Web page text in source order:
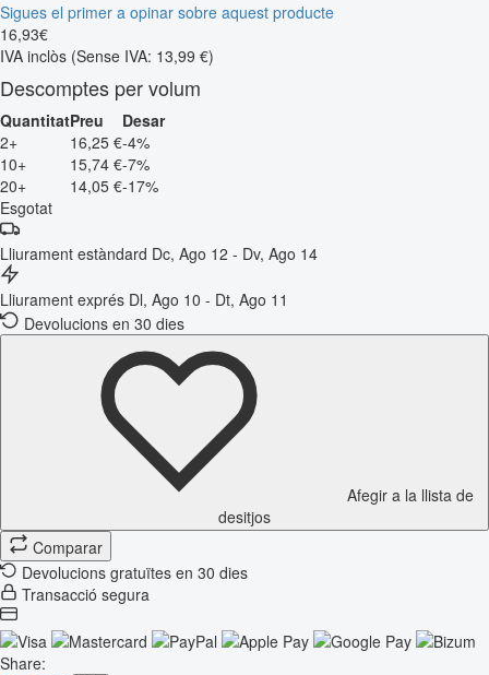
Sigues el primer a opinar sobre aquest producte
16,93€
IVA inclòs (Sense IVA: 13,99 €)
Descomptes per volum
QuantitatPreu
Desar
2+
16,25 €-4%
10+
15,74 €-7%
20+
14,05 €-17%
Esgotat
Lliurament estàndard Dc, Ago 12 - Dv, Ago 14
Lliurament exprés Dl, Ago 10 - Dt, Ago 11
Devolucions en 30 dies
Afegir a la llista de
desitjos
Comparar
Devolucions gratuïtes en 30 dies
Transacció segura
Share: